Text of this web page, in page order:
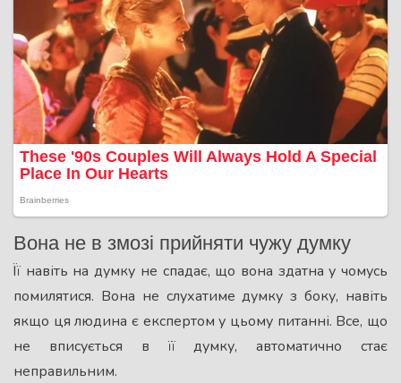
Вона не в змозі прийняти чужу думку
Її навіть на думку не спадає, що вона здатна у чомусь
помилятися. Вона не слухатиме думку з боку, навіть
якщо ця людина є експертом у цьому питанні. Все, що
не вписується в її думку, автоматично стає
неправильним.